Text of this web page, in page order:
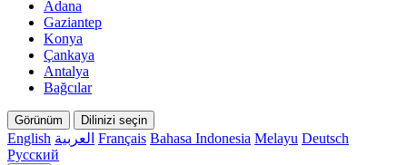
Adana
Gaziantep
Konya
Çankaya
Antalya
Bağcılar
Görünüm Dilinizi seçin
English العربية Français Bahasa Indonesia Melayu Deutsch
Русский